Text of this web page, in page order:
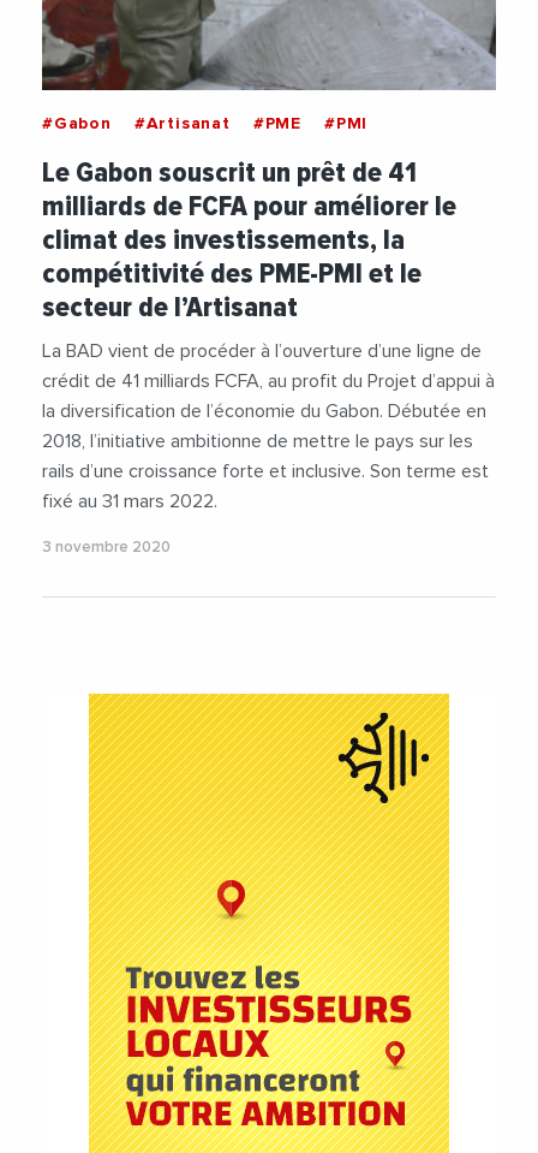
#Gabon #Artisanat #PME #PMI
Le Gabon souscrit un prêt de 41
milliards de FCFA pour améliorer le
climat des investissements, la
compétitivité des PME-PMI et le
secteur de l’Artisanat
La BAD vient de procéder à l’ouverture d’une ligne de
crédit de 41 milliards FCFA, au profit du Projet d’appui à
la diversification de l’économie du Gabon. Débutée en
2018, l’initiative ambitionne de mettre le pays sur les
rails d’une croissance forte et inclusive. Son terme est
fixé au 31 mars 2022.
3 novembre 2020